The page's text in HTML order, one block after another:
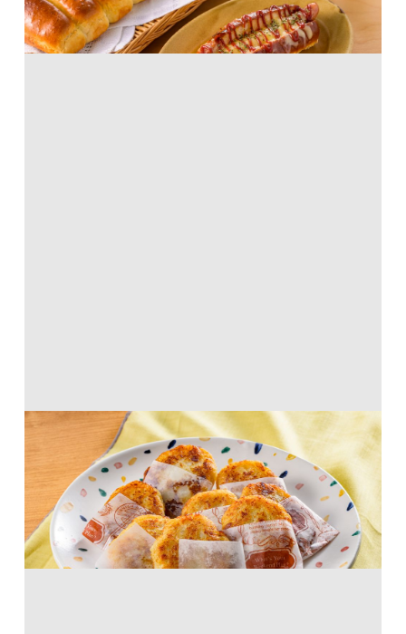
たこ焼粉
ざくふわ！ハッシュドポテト
ホットケーキミックス